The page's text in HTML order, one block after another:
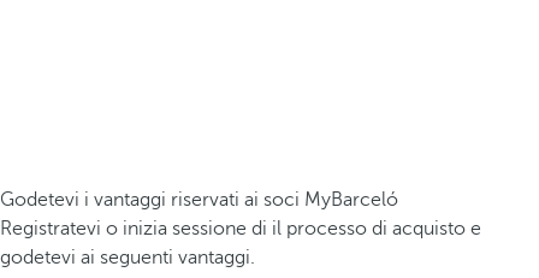
Godetevi i vantaggi riservati ai soci MyBarceló
Registratevi o inizia sessione di il processo di acquisto e
godetevi ai seguenti vantaggi.